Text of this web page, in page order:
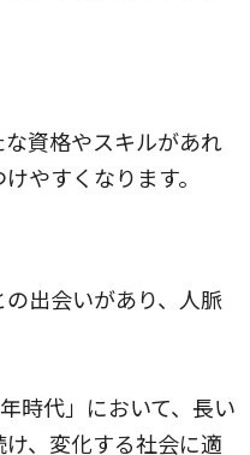
資格やスキルがあれ
やすくなります。
出会いがあり、人脈
時代」において、長い
、変化する社会に適